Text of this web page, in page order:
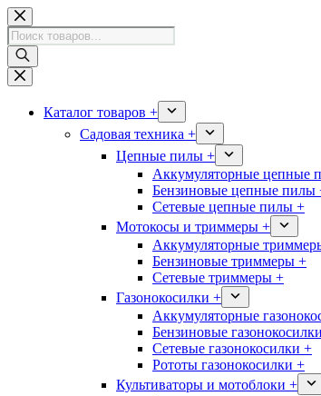
Перейти
к
сути
Поиск
товаров
Каталог товаров +
Садовая техника +
Цепные пилы +
Аккумуляторные цепные
Бензиновые цепные пилы
Сетевые цепные пилы +
Мотокосы и триммеры +
Аккумуляторные
Бензиновые триммеры +
Сетевые триммеры +
Газонокосилки +
Аккумуляторные
Бензиновые
Сетевые газонокосилки +
Рототы газонокосилки +
Культиваторы и мотоблоки +